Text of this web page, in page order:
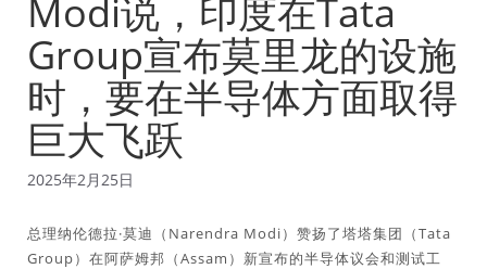
Modi说，印度在Tata
Group宣布莫里龙的设施
时，要在半导体方面取得
巨大飞跃
2025年2月25日
总理纳伦德拉·莫迪（Narendra Modi）赞扬了塔塔集团（Tata
Group）在阿萨姆邦（Assam）新宣布的半导体议会和测试工